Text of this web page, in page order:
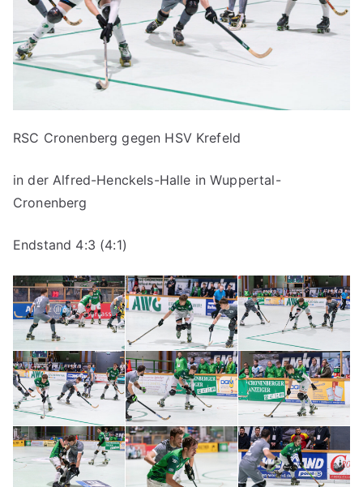
RSC Cronenberg gegen HSV Krefeld
in der Alfred-Henckels-Halle in Wuppertal-
Cronenberg
Endstand 4:3 (4:1)